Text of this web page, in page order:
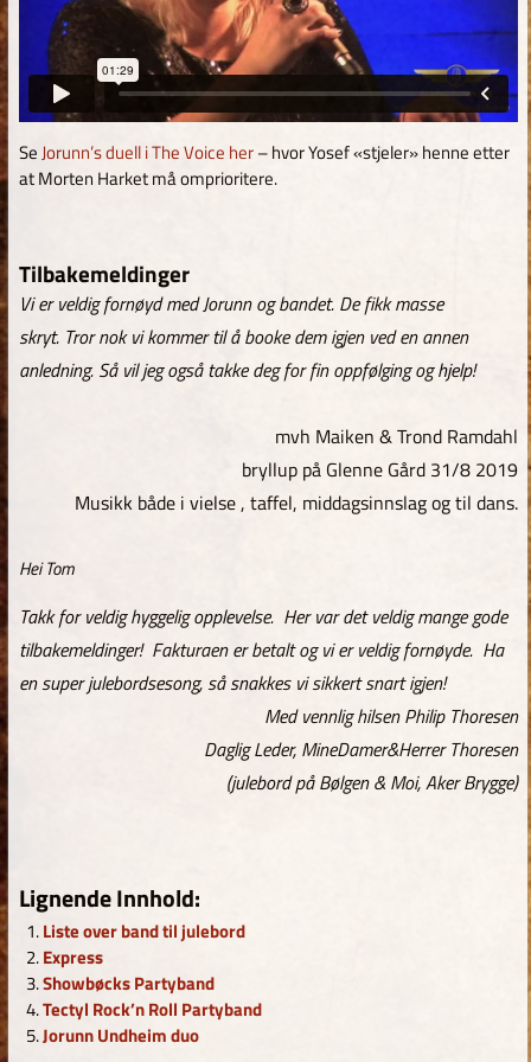
SeJorunn’s duell i The Voice her– hvor Yosef «stjeler» henne etter
at Morten Harket må omprioritere.
Tilbakemeldinger
Vi er veldig fornøyd med Jorunn og bandet. De fikk masse
skryt. Tror nok vi kommer til å booke dem igjen ved en annen
anledning. Så vil jeg også takke deg for fin oppfølging og hjelp!
mvh Maiken & Trond Ramdahl
bryllup på Glenne Gård 31/8 2019
Musikk både i vielse , taffel, middagsinnslag og til dans.
Hei Tom
Takk for veldig hyggelig opplevelse. Her var det veldig mange gode
tilbakemeldinger! Fakturaen er betalt og vi er veldig fornøyde. Ha
en super julebordsesong, så snakkes vi sikkert snart igjen!
Med vennlig hilsenPhilip Thoresen
Daglig Leder, MineDamer&Herrer Thoresen
(julebord på Bølgen & Moi, Aker Brygge)
Lignende Innhold:
Liste over band til julebord
Express
Showbøcks Partyband
Tectyl Rock’n Roll Partyband
Jorunn Undheim duo